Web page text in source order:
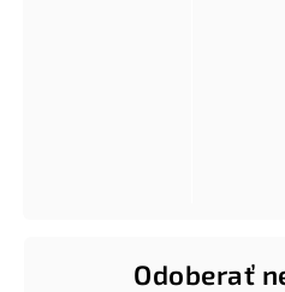
Odoberať